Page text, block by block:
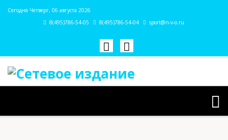
Сегодня Четверг, 06 августа 2026
8(495)786-54-05
8(495)786-54-04 sport@n-v-o.ru